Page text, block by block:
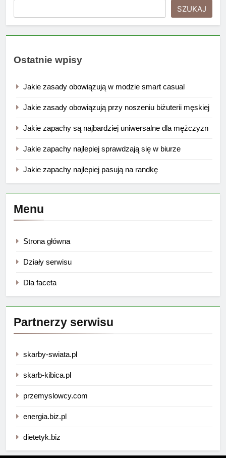
SZUKAJ
Ostatnie wpisy
Jakie zasady obowiązują w modzie smart casual
Jakie zasady obowiązują przy noszeniu biżuterii męskiej
Jakie zapachy są najbardziej uniwersalne dla mężczyzn
Jakie zapachy najlepiej sprawdzają się w biurze
Jakie zapachy najlepiej pasują na randkę
Menu
Strona główna
Działy serwisu
Dla faceta
Partnerzy serwisu
skarby-swiata.pl
skarb-kibica.pl
przemyslowcy.com
energia.biz.pl
dietetyk.biz